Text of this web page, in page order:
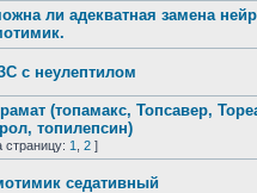
ли адекватная замена
с неулептилом
(топамакс, Топсавер,
топилепсин)
страницу: 1 ,2 ]
седативный